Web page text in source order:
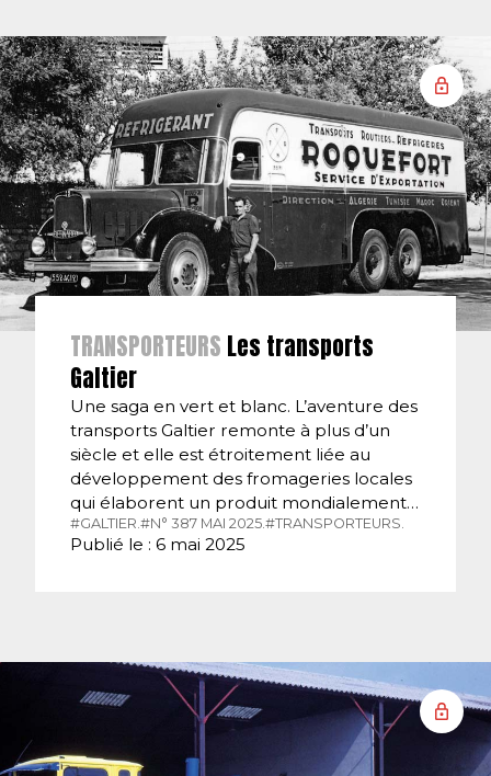
TRANSPORTEURS Les transports
Galtier
Une saga en vert et blanc. L’aventure des
transports Galtier remonte à plus d’un
siècle et elle est étroitement liée au
développement des fromageries locales
qui élaborent un produit mondialement…
#GALTIER.#N° 387 MAI 2025.#TRANSPORTEURS.
Publié le : 6 mai 2025